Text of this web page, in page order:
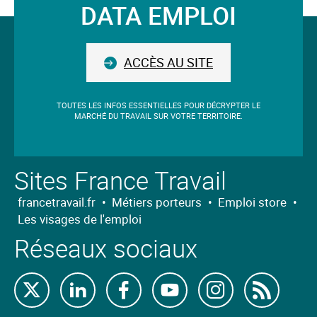
Suivez-DATA EMPLOI
ACCÈS AU SITE
TOUTES LES INFOS ESSENTIELLES POUR DÉCRYPTER LE
MARCHÉ DU TRAVAIL SUR VOTRE TERRITOIRE.
Sites France Travail
francetravail.fr • Métiers porteurs • Emploi store •
Les visages de l'emploi
Réseaux sociaux
Retrouvez-Retrouvez-Retrouvez-Retrouvez-
Retrouvez-